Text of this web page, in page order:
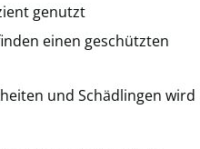
genutzt
einen geschützten
und Schädlingen wird